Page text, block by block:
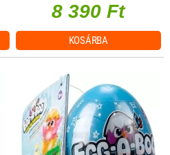
8 390 Ft
KOSÁRBA